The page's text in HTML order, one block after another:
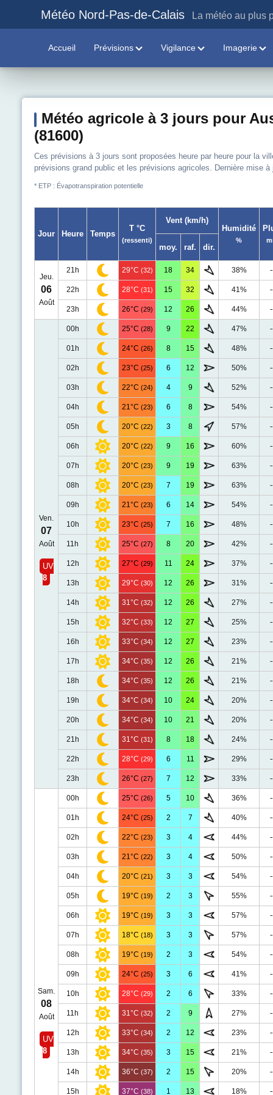
Météo Nord-Pas-de-Calais La météo au plus
Accueil Prévisions Vigilance Imagerie
Météo agricole à 3 jours pour
(81600)
Ces prévisions à 3 jours sont proposées heure par heure pour la
prévisions grand public et les prévisions agricoles. Dernière mise à
* ETP : Évapotranspiration potentielle
Jour Heure Temps
T °C
(ressenti)
Vent (km/h)
Humidité
%
moy. raf. dir.
Jeu.
06
Août
21h 29°C (32) 18 34 38%
22h 28°C (31) 15 32 41%
23h 26°C (29) 12 26 44%
Ven.
07
Août
UV
8
00h 25°C (28) 9 22 47%
01h 24°C (26) 8 15 48%
02h 23°C (25) 6 12 50%
03h 22°C (24) 4 9 52%
04h 21°C (23) 6 8 54%
05h 20°C (22) 3 8 57%
06h 20°C (22) 9 16 60%
07h 20°C (23) 9 19 63%
08h 20°C (23) 7 19 63%
09h 21°C (23) 6 14 54%
10h 23°C (25) 7 16 48%
11h 25°C (27) 8 20 42%
12h 27°C (29) 11 24 37%
13h 29°C (30) 12 26 31%
14h 31°C (32) 12 26 27%
15h 32°C (33) 12 27 25%
16h 33°C (34) 12 27 23%
17h 34°C (35) 12 26 21%
18h 34°C (35) 12 26 21%
19h 34°C (34) 10 24 20%
20h 34°C (34) 10 21 20%
21h 31°C (31) 8 18 24%
22h 28°C (29) 6 11 29%
23h 26°C (27) 7 12 33%
Sam.
08
Août
UV
8
00h 25°C (26) 5 10 36%
01h 24°C (25) 2 7 40%
02h 22°C (23) 3 4 44%
03h 21°C (22) 3 4 50%
04h 20°C (21) 3 3 54%
05h 19°C (19) 2 3 55%
06h 19°C (19) 3 3 57%
07h 18°C (18) 3 3 57%
08h 19°C (19) 2 3 54%
09h 24°C (25) 3 6 41%
10h 28°C (29) 2 6 33%
11h 31°C (32) 2 9 27%
12h 33°C (34) 2 12 23%
13h 34°C (35) 3 15 21%
14h 36°C (37) 2 15 20%
15h 37°C (38) 1 13 18%